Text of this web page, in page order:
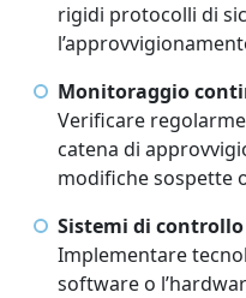
rigidi protocolli di
Monitoraggio
Verificare
catena di
modifiche sospette
Sistemi di
Implementare
software o